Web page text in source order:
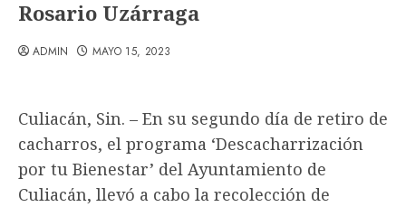
Rosario Uzárraga
ADMIN MAYO 15, 2023
Culiacán, Sin. – En su segundo día de retiro de
cacharros, el programa ‘Descacharrización
por tu Bienestar’ del Ayuntamiento de
Culiacán, llevó a cabo la recolección de